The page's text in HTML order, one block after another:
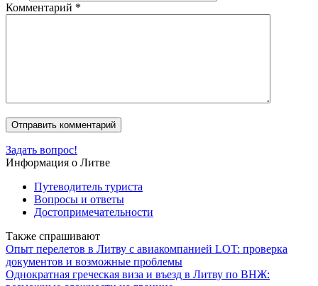
Комментарий *
Задать вопрос!
Информация о Литве
Путеводитель туриста
Вопросы и ответы
Достопримечательности
Также спрашивают
Опыт перелетов в Литву с авиакомпанией LOT: проверка
документов и возможные проблемы
Однократная греческая виза и въезд в Литву по ВНЖ: